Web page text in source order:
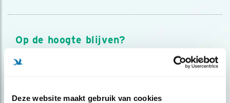
Deze website maakt gebruik van cookies
Op de hoogte blijven?
Meld je aan en ontvang nieuws, inspiratie, acties en tips
over vogels en activiteiten van Vogelbescherming.